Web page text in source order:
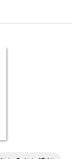
がある。本
の数式は，
されていま
表示するため
が導入されて
無償ダウンロ